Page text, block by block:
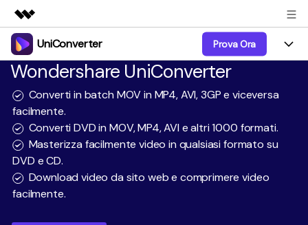
Prodotti in evidenza
Creatività digitale AIGC
Utilità
Business
Panoramica
Soluzione
Chi siamo
Sala stampa
Negozio
UniConverter Prova Ora
Prodotti
UniConverter-Convertitore Video
UniConverter per Windows
UniConverter per Mac
AniSmall-Video Compressor
Funzioni
Video/Audio
Lab AI
Guida
Blog
Wondershare UniConverter
Converti in batch MOV in MP4, AVI, 3GP e viceversa
facilmente.
Converti DVD in MOV, MP4, AVI e altri 1000 formati.
Masterizza facilmente video in qualsiasi formato su
DVD e CD.
Download video da sito web e comprimere video
facilmente.